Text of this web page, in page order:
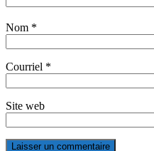
Nom *
Courriel *
Site web